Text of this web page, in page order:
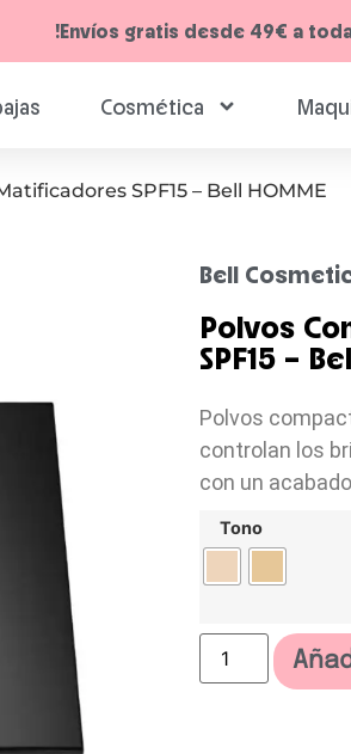
!Envíos gratis desde 49€ a
Cosmética
SPF15 – Bell HOMME
Bell
Polvos
SPF15 –
Polvos
controlan los
con un
Tono